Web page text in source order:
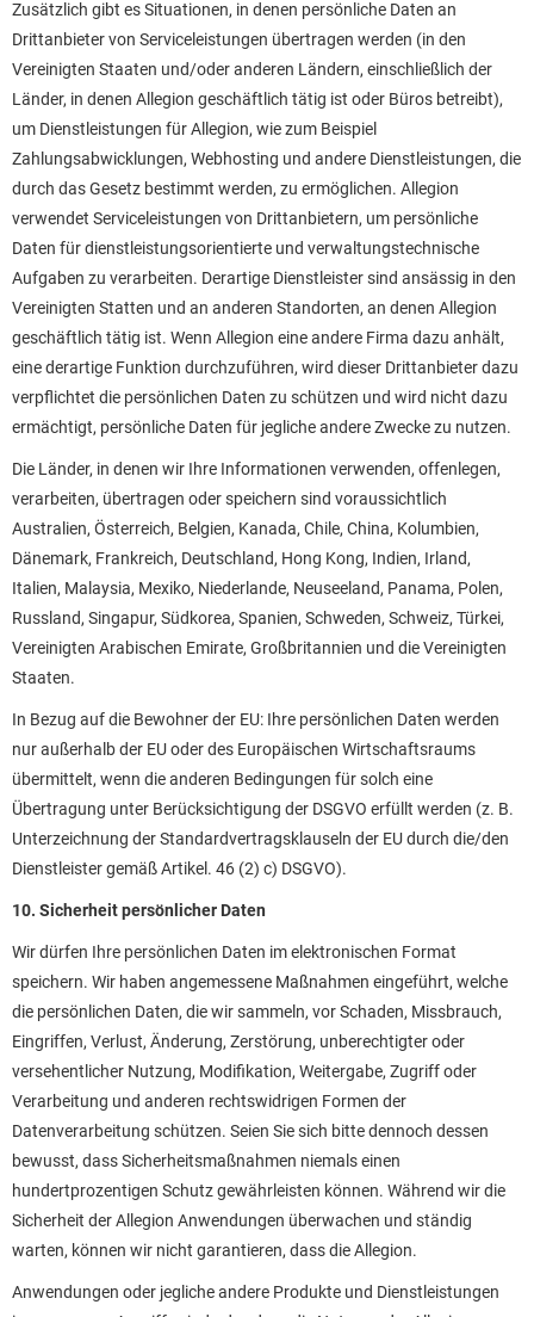
Zusätzlich gibt es Situationen, in denen persönliche Daten an
Drittanbieter von Serviceleistungen übertragen werden (in den
Vereinigten Staaten und/oder anderen Ländern, einschließlich der
Länder, in denen Allegion geschäftlich tätig ist oder Büros betreibt),
um Dienstleistungen für Allegion, wie zum Beispiel
Zahlungsabwicklungen, Webhosting und andere Dienstleistungen, die
durch das Gesetz bestimmt werden, zu ermöglichen. Allegion
verwendet Serviceleistungen von Drittanbietern, um persönliche
Daten für dienstleistungsorientierte und verwaltungstechnische
Aufgaben zu verarbeiten. Derartige Dienstleister sind ansässig in den
Vereinigten Statten und an anderen Standorten, an denen Allegion
geschäftlich tätig ist. Wenn Allegion eine andere Firma dazu anhält,
eine derartige Funktion durchzuführen, wird dieser Drittanbieter dazu
verpflichtet die persönlichen Daten zu schützen und wird nicht dazu
ermächtigt, persönliche Daten für jegliche andere Zwecke zu nutzen.
Die Länder, in denen wir Ihre Informationen verwenden, offenlegen,
verarbeiten, übertragen oder speichern sind voraussichtlich
Australien, Österreich, Belgien, Kanada, Chile, China, Kolumbien,
Dänemark, Frankreich, Deutschland, Hong Kong, Indien, Irland,
Italien, Malaysia, Mexiko, Niederlande, Neuseeland, Panama, Polen,
Russland, Singapur, Südkorea, Spanien, Schweden, Schweiz, Türkei,
Vereinigten Arabischen Emirate, Großbritannien und die Vereinigten
Staaten.
In Bezug auf die Bewohner der EU: Ihre persönlichen Daten werden
nur außerhalb der EU oder des Europäischen Wirtschaftsraums
übermittelt, wenn die anderen Bedingungen für solch eine
Übertragung unter Berücksichtigung der DSGVO erfüllt werden (z. B.
Unterzeichnung der Standardvertragsklauseln der EU durch die/den
Dienstleister gemäß Artikel. 46 (2) c) DSGVO).
10. Sicherheit persönlicher Daten
Wir dürfen Ihre persönlichen Daten im elektronischen Format
speichern. Wir haben angemessene Maßnahmen eingeführt, welche
die persönlichen Daten, die wir sammeln, vor Schaden, Missbrauch,
Eingriffen, Verlust, Änderung, Zerstörung, unberechtigter oder
versehentlicher Nutzung, Modifikation, Weitergabe, Zugriff oder
Verarbeitung und anderen rechtswidrigen Formen der
Datenverarbeitung schützen. Seien Sie sich bitte dennoch dessen
bewusst, dass Sicherheitsmaßnahmen niemals einen
hundertprozentigen Schutz gewährleisten können. Während wir die
Sicherheit der Allegion Anwendungen überwachen und ständig
warten, können wir nicht garantieren, dass die Allegion.
Anwendungen oder jegliche andere Produkte und Dienstleistungen